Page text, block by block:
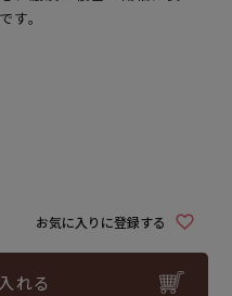
す。
お気に入りに登録する
れる